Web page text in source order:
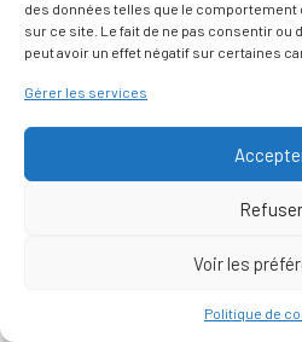
des données telles que le comportement
sur ce site. Le fait de ne pas consentir
peut avoir un effet négatif sur certaines
Gérer les services
Refuser
Voir les
Politique de